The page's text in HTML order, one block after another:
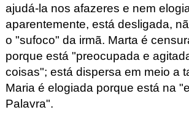
ajudá-la nos afazeres e nem
aparentemente, está desligada,
o "sufoco" da irmã. Marta é
porque está "preocupada e
coisas"; está dispersa em meio a
Maria é elogiada porque está na
Palavra".